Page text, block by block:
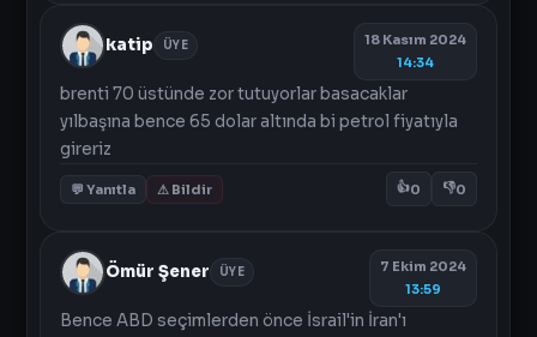
katip ÜYE 18 Kasım 2024
14:34
brenti 70 üstünde zor tutuyorlar basacaklar
yılbaşına bence 65 dolar altında bi petrol fiyatıyla
gireriz
💬 Yanıtla ⚠ Bildir 👍0 👎0
Ömür Şener ÜYE 7 Ekim 2024
13:59
Bence ABD seçimlerden önce İsrail'in İran'ı